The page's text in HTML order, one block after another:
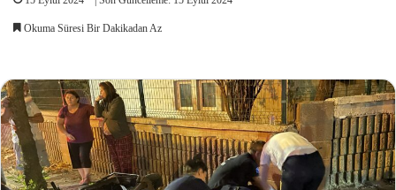
Okuma Süresi Bir Dakikadan Az